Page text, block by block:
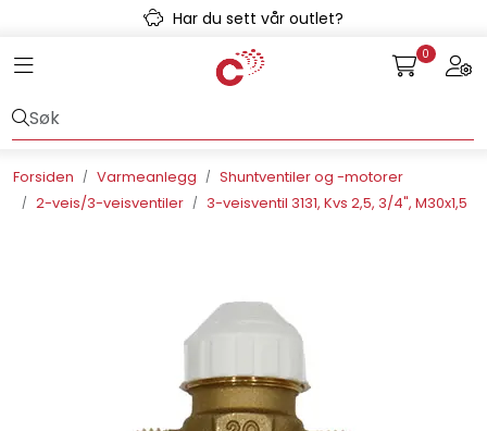
Skip to main contentHar du sett vår outlet?
Toggle navigation 0
Forsiden Varmeanlegg
Shuntventiler og -motorer
2-veis/3-veisventiler
3-veisventil 3131, Kvs 2,5, 3/4", M30x1,5
Kulvert